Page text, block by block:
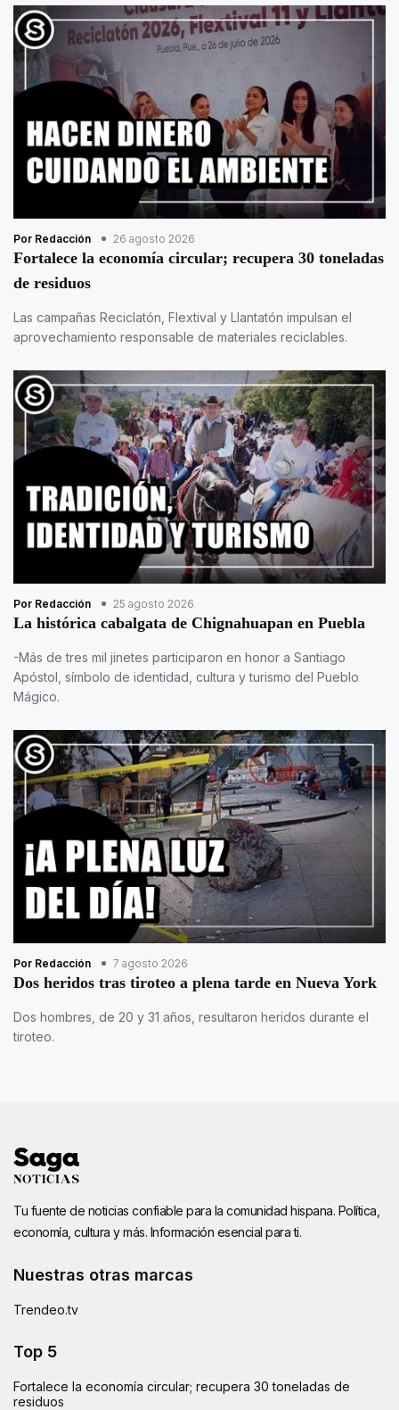
Por Redacción 26 agosto 2026
Fortalece la economía circular; recupera 30 toneladas
de residuos
Las campañas Reciclatón, Flextival y Llantatón impulsan el
aprovechamiento responsable de materiales reciclables.
Por Redacción 25 agosto 2026
La histórica cabalgata de Chignahuapan en Puebla
-Más de tres mil jinetes participaron en honor a Santiago
Apóstol, símbolo de identidad, cultura y turismo del Pueblo
Mágico.
Por Redacción 7 agosto 2026
Dos heridos tras tiroteo a plena tarde en Nueva York
Dos hombres, de 20 y 31 años, resultaron heridos durante el
tiroteo.
Tu fuente de noticias confiable para la comunidad hispana. Política,
economía, cultura y más. Información esencial para ti.
Nuestras otras marcas
Trendeo.tv
Top 5
Fortalece la economía circular; recupera 30 toneladas de
residuos